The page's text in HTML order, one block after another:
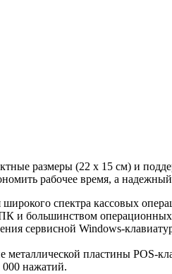
размеры (22 х 15 см) и
рабочее время, а
широкого спектра кассовых
и большинством
сервисной Windows-
металлической пластины POS-
000 нажатий.